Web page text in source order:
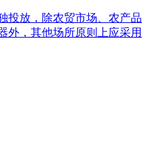
投放，除农贸市场、农产品
外，其他场所原则上应采用